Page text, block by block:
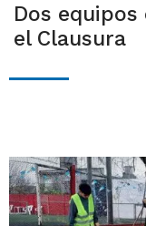
Dos
el Clausura